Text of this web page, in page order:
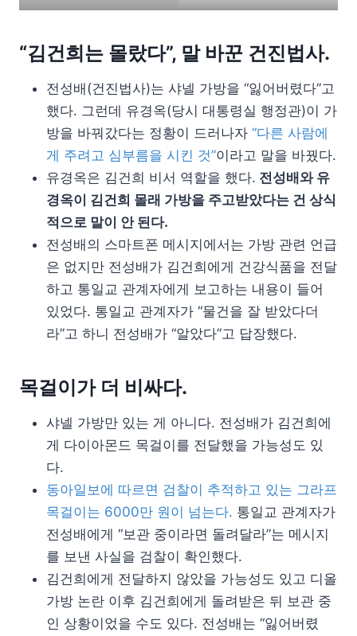
“김건희는 몰랐다”, 말 바꾼 건진법사.
전성배(건진법사)는 샤넬 가방을 “잃어버렸다”고
했다. 그런데 유경옥(당시 대통령실 행정관)이 가
방을 바꿔갔다는 정황이 드러나자 “다른 사람에
게 주려고 심부름을 시킨 것”이라고 말을 바꿨다.
유경옥은 김건희 비서 역할을 했다. 전성배와 유
경옥이 김건희 몰래 가방을 주고받았다는 건 상식
적으로 말이 안 된다.
전성배의 스마트폰 메시지에서는 가방 관련 언급
은 없지만 전성배가 김건희에게 건강식품을 전달
하고 통일교 관계자에게 보고하는 내용이 들어
있었다. 통일교 관계자가 “물건을 잘 받았다더
라”고 하니 전성배가 “알았다”고 답장했다.
목걸이가 더 비싸다.
샤넬 가방만 있는 게 아니다. 전성배가 김건희에
게 다이아몬드 목걸이를 전달했을 가능성도 있
다.
동아일보에 따르면 검찰이 추적하고 있는 그라프
목걸이는 6000만 원이 넘는다. 통일교 관계자가
전성배에게 “보관 중이라면 돌려달라”는 메시지
를 보낸 사실을 검찰이 확인했다.
김건희에게 전달하지 않았을 가능성도 있고 디올
가방 논란 이후 김건희에게 돌려받은 뒤 보관 중
인 상황이었을 수도 있다. 전성배는 “잃어버렸